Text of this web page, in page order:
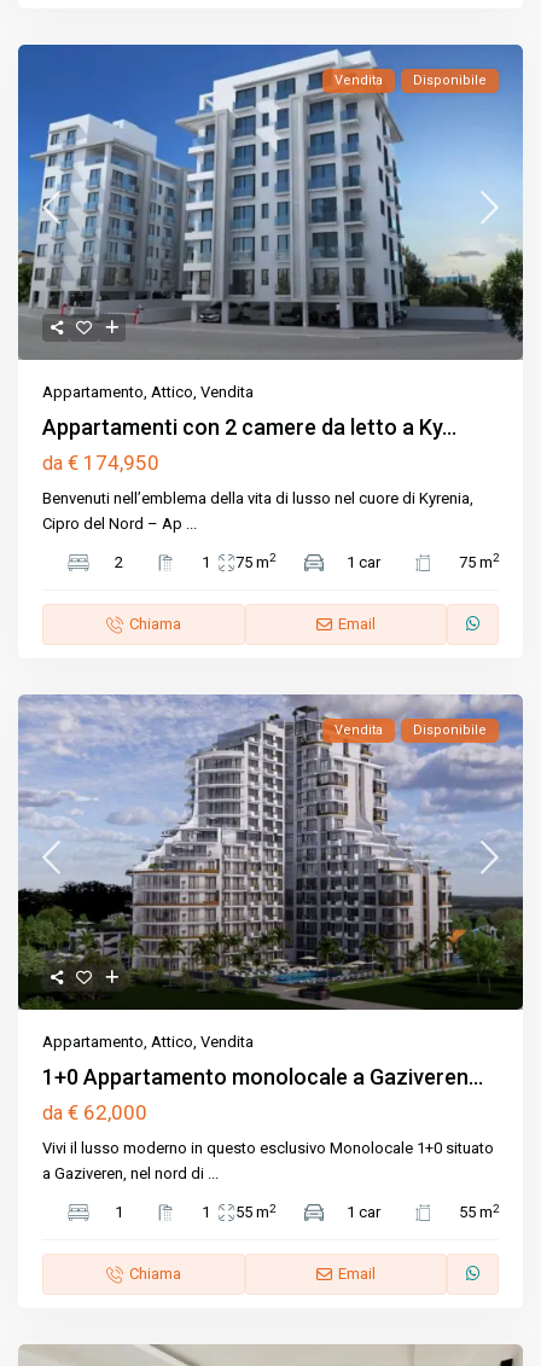
Vendita Disponibile
Appartamento,Attico,Vendita
Appartamenti con 2 camere da letto a Ky...
da € 174,950
Benvenuti nell’emblema della vita di lusso nel cuore di Kyrenia,
Cipro del Nord – Ap ...
2 1 75 m2 1 car 75 m2
Chiama Email
Vendita Disponibile
Appartamento,Attico,Vendita
1+0 Appartamento monolocale a Gaziveren...
da€ 62,000
Vivi il lusso moderno in questo esclusivo Monolocale 1+0 situato
a Gaziveren, nel nord di ...
1 1 55 m2 1 car 55 m2
Chiama Email